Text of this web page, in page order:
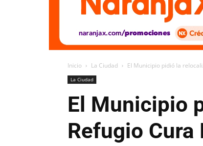
Inicio La Ciudad El Municipio pidió la
La Ciudad
El Municipio
Refugio